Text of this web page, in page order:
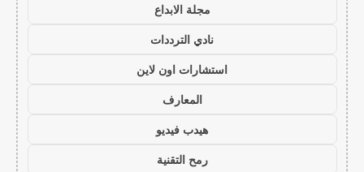
مجلة الابداع
نادي الترددات
استشارات اون لاين
المعارف
هيدب فيديو
رمح التقنية